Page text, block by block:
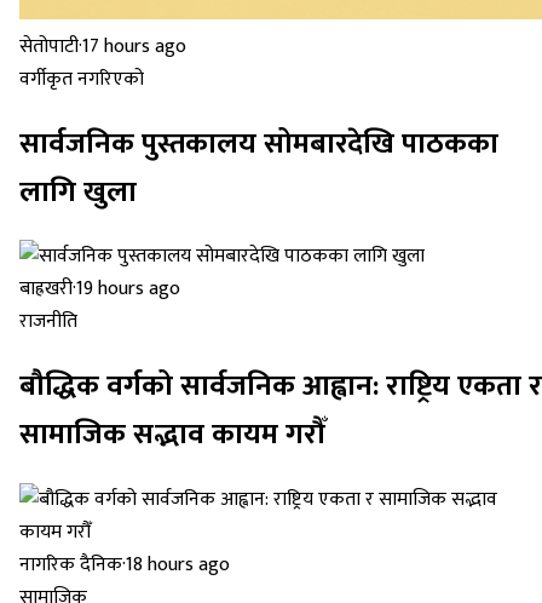
सेतोपाटी·17 hours ago
वर्गीकृत नगरिएको
सार्वजनिक पुस्तकालय सोमबारदेखि पाठकका
लागि खुला
बाह्रखरी·19 hours ago
राजनीति
बौद्धिक वर्गको सार्वजनिक आह्वान: राष्ट्रिय एकता र
सामाजिक सद्भाव कायम गरौँ
नागरिक दैनिक·18 hours ago